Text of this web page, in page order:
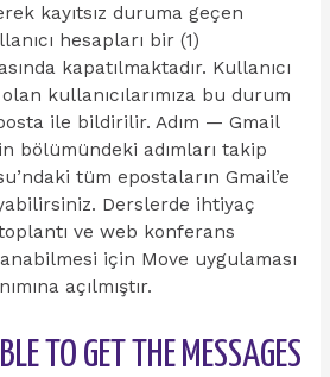
kayıtsız duruma geçen
hesapları bir (1)
kapatılmaktadır. Kullanıcı
kullanıcılarımıza bu durum
ile bildirilir. Adım — Gmail
bölümündeki adımları takip
tüm epostaların Gmail’e
Derslerde ihtiyaç
ve web konferans
için Move uygulaması
açılmıştır.
TO GET THE MESSAGES